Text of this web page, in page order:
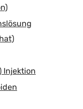
Injektion